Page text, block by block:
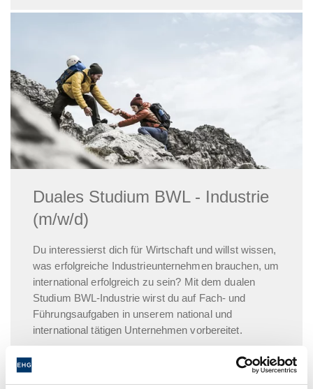
Duales Studium BWL - Industrie
(m/w/d)
Du interessierst dich für Wirtschaft und willst wissen,
was erfolgreiche Industrieunternehmen brauchen, um
international erfolgreich zu sein? Mit dem dualen
Studium BWL-Industrie wirst du auf Fach- und
Führungsaufgaben in unserem national und
international tätigen Unternehmen vorbereitet.